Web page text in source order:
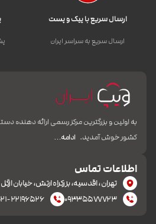
ارسال سریع با پیک و پست
ارسال سریع به سراسر ایران
به اولین و بزرگترین مرکز رسمی ارائه دهنده
کشور خوش آمدید. ادامه…
اطلاعات تماس
تهران، اقدسیه، بزرکراه ارتش، خیابان ازگل
۰۹۳۳۵۵۷۷۷۲۳
۰۲۱-